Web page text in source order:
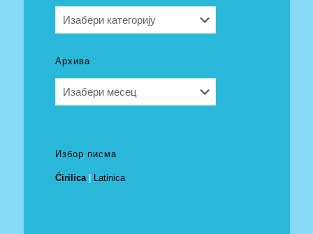
Архива
Избор писма
Ćirilica| Latinica